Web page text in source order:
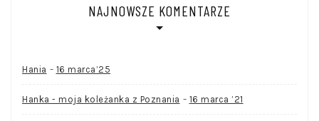
NAJNOWSZE KOMENTARZE
Hania - 16 marca’25
Hanka - moja koleżanka z Poznania - 16 marca ’21